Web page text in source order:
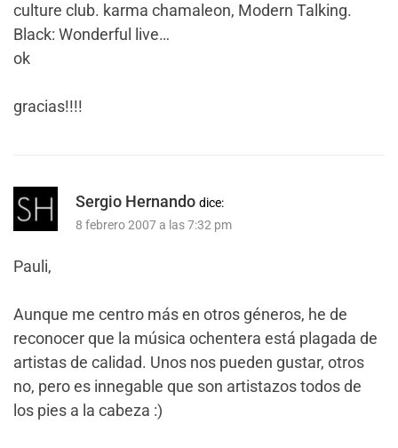
culture club. karma chamaleon, Modern Talking.
Black: Wonderful live…
ok
gracias!!!!
Sergio Hernando dice:
8 febrero 2007 a las 7:32 pm
Pauli,
Aunque me centro más en otros géneros, he de
reconocer que la música ochentera está plagada de
artistas de calidad. Unos nos pueden gustar, otros
no, pero es innegable que son artistazos todos de
los pies a la cabeza :)